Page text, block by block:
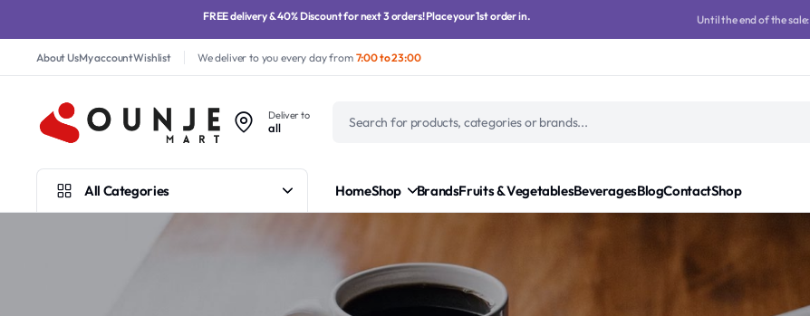
FREE delivery & 40% Discount for next 3 orders! Place your 1st order in. Until the end of the sale:
About UsMy accountWishlist We deliver to you every day from 7:00 to 23:00
Deliver to
all
All Categories HomeShop BrandsFruits & VegetablesBeveragesBlogContactShop